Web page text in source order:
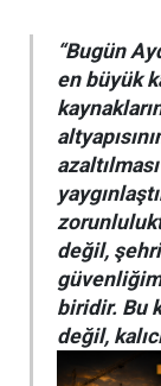
“Bugün
en büyük
değil,
biridir. Bu
değil,